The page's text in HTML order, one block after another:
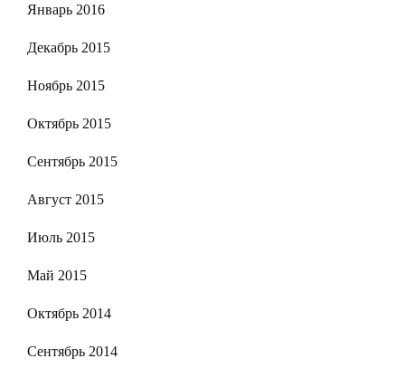
Январь 2016
Декабрь 2015
Ноябрь 2015
Октябрь 2015
Сентябрь 2015
Август 2015
Июль 2015
Май 2015
Октябрь 2014
Сентябрь 2014